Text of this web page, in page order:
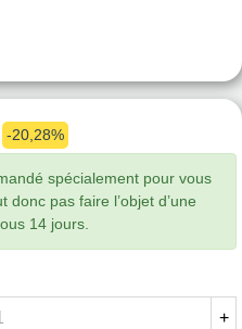
-20,28%
spécialement pour vous
pas faire l’objet d’une
14 jours.
+